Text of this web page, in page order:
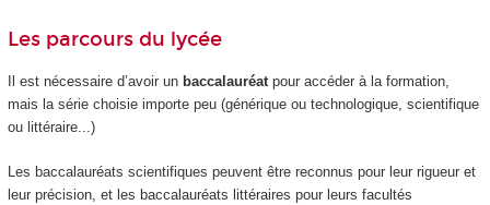
Les parcours du lycée
Il est nécessaire d’avoir un baccalauréat pour accéder à la formation,
mais la série choisie importe peu (générique ou technologique, scientifique
ou littéraire...)
Les baccalauréats scientifiques peuvent être reconnus pour leur rigueur et
leur précision, et les baccalauréats littéraires pour leurs facultés